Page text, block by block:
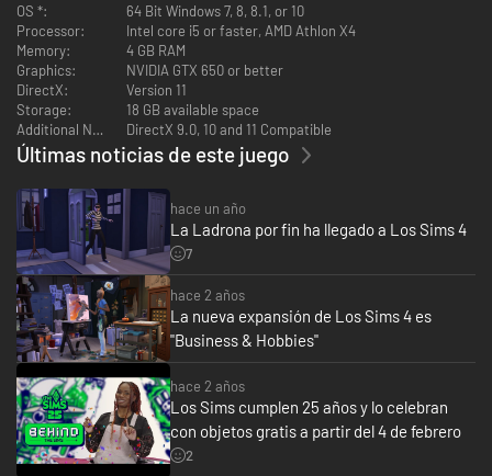
OS *:
64 Bit Windows 7, 8, 8.1, or 10
Processor:
Intel core i5 or faster, AMD Athlon X4
Memory:
4 GB RAM
Graphics:
NVIDIA GTX 650 or better
DirectX:
Version 11
Storage:
18 GB available space
Additional Notes:
DirectX 9.0, 10 and 11 Compatible
Últimas noticias de este juego
hace un año
La Ladrona por fin ha llegado a Los Sims 4
7
hace 2 años
La nueva expansión de Los Sims 4 es
"Business & Hobbies"
hace 2 años
Los Sims cumplen 25 años y lo celebran
con objetos gratis a partir del 4 de febrero
2